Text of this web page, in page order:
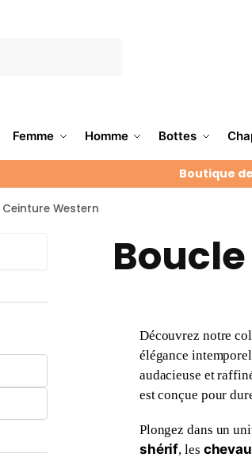
Femme Homme Bottes
Boutique
Western
Découvrez notre
élégance
audacieuse et
est conçue pour
Plongez dans un
shérif, les